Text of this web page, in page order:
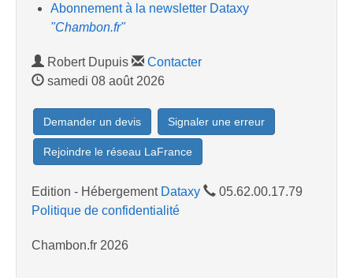
Abonnement à la newsletter Dataxy
"Chambon.fr"
Robert Dupuis
Contacter
samedi 08 août 2026
Demander un devis Signaler une erreur
Rejoindre le réseau LaFrance
Edition - Hébergement Dataxy
05.62.00.17.79
Politique de confidentialité
Chambon.fr 2026